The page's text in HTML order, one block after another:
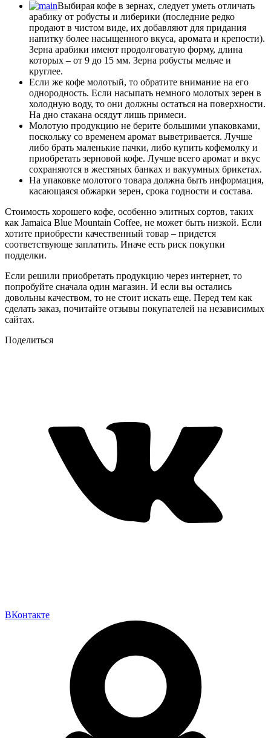
Выбирая кофе в зернах, следует уметь отличать
арабику от робусты и либерики (последние редко
продают в чистом виде, их добавляют для придания
напитку более насыщенного вкуса, аромата и крепости).
Зерна арабики имеют продолговатую форму, длина
которых – от 9 до 15 мм. Зерна робусты мельче и
круглее.
Если же кофе молотый, то обратите внимание на его
однородность. Если насыпать немного молотых зерен в
холодную воду, то они должны остаться на поверхности.
На дно стакана осядут лишь примеси.
Молотую продукцию не берите большими упаковками,
поскольку со временем аромат выветривается. Лучше
либо брать маленькие пачки, либо купить кофемолку и
приобретать зерновой кофе. Лучше всего аромат и вкус
сохраняются в жестяных банках и вакуумных брикетах.
На упаковке молотого товара должна быть информация,
касающаяся обжарки зерен, срока годности и состава.
Стоимость хорошего кофе, особенно элитных сортов, таких
как Jamaica Blue Mountain Coffee, не может быть низкой. Если
хотите приобрести качественный товар – придется
соответствующе заплатить. Иначе есть риск покупки
подделки.
Если решили приобретать продукцию через интернет, то
попробуйте сначала один магазин. И если вы остались
довольны качеством, то не стоит искать еще. Перед тем как
сделать заказ, почитайте отзывы покупателей на независимых
сайтах.
Поделиться
ВКонтакте